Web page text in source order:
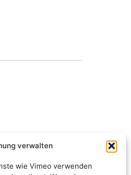
verwalten
wie Vimeo verwenden